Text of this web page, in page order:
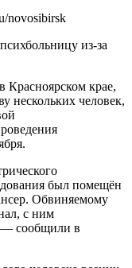
novosibirsk
Красноярском крае,
нескольких человек,
был помещён
Обвиняемому
с ним
— сообщили в